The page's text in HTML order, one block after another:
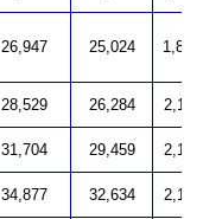
26,947 25,024 1,814
28,529 26,284 2,117
31,704 29,459 2,117
34,877 32,634 2,117